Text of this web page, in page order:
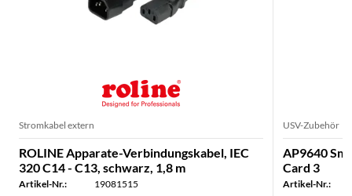
Stromkabel extern
ROLINE Apparate-Verbindungskabel, IEC
320 C14 - C13, schwarz, 1,8 m
Artikel-Nr.:
19081515
USV-Zubehör
AP9640
Card 3
Artikel-Nr.: